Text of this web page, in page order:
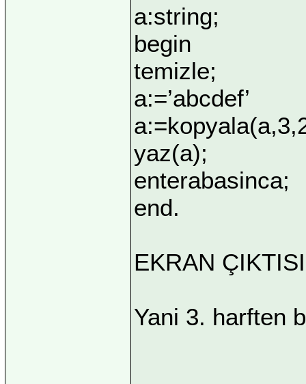
a:string;
begin
temizle;
a:=’abcdef’
yaz(a);
enterabasinca;
end.
EKRAN
Yani 3. harften